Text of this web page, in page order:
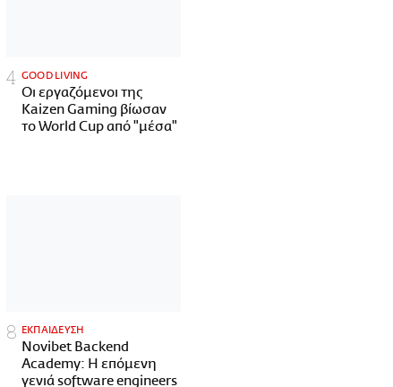
GOOD LIVING
Οι εργαζόμενοι της
Kaizen Gaming βίωσαν
το World Cup από "μέσα"
ΕΚΠΑΙΔΕΥΣΗ
Novibet Backend
Academy: Η επόμενη
γενιά software engineers